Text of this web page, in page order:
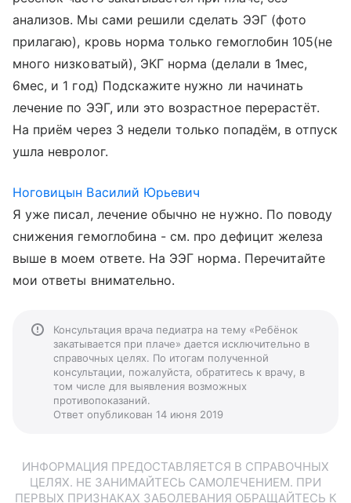
анализов. Мы сами решили сделать ЭЭГ (фото
прилагаю), кровь норма только гемоглобин 105(не
много низковатый), ЭКГ норма (делали в 1мес,
6мес, и 1 год) Подскажите нужно ли начинать
лечение по ЭЭГ, или это возрастное перерастёт.
На приём через 3 недели только попадём, в отпуск
ушла невролог.
Ноговицын Василий Юрьевич
Я уже писал, лечение обычно не нужно. По поводу
снижения гемоглобина - см. про дефицит железа
выше в моем ответе. На ЭЭГ норма. Перечитайте
мои ответы внимательно.
Консультация врача педиатра на тему «Ребёнок
закатывается при плаче» дается исключительно в
справочных целях. По итогам полученной
консультации, пожалуйста, обратитесь к врачу, в
том числе для выявления возможных
противопоказаний.
Ответ опубликован 14 июня 2019
ИНФОРМАЦИЯ ПРЕДОСТАВЛЯЕТСЯ В СПРАВОЧНЫХ
ЦЕЛЯХ. НЕ ЗАНИМАЙТЕСЬ САМОЛЕЧЕНИЕМ. ПРИ
ПЕРВЫХ ПРИЗНАКАХ ЗАБОЛЕВАНИЯ ОБРАЩАЙТЕСЬ К